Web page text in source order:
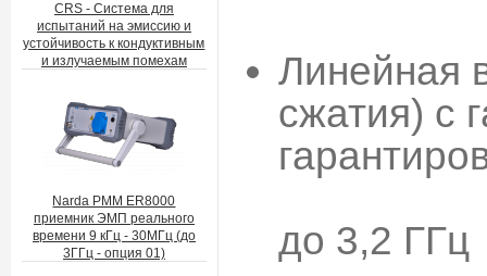
CRS - Система для
испытаний на эмиссию и
устойчивость к кондуктивным
и излучаемым помехам
Narda PMM ER8000
приемник ЭМП реального
времени 9 кГц - 30МГц (до
3ГГц - опция 01)
Линейная
сжатия) с
до 3,2 ГГц